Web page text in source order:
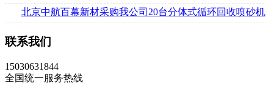
北京中航百幕新材采购我公司20台分体式循环回收喷砂机
联系我们
15030631844
全国统一服务热线